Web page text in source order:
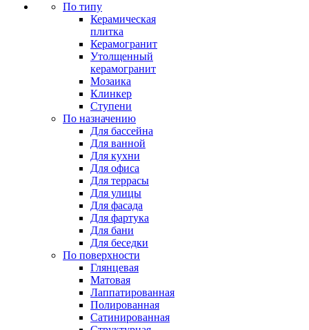
По типу
Керамическая
плитка
Керамогранит
Утолщенный
керамогранит
Мозаика
Клинкер
Ступени
По назначению
Для бассейна
Для ванной
Для кухни
Для офиса
Для террасы
Для улицы
Для фасада
Для фартука
Для бани
Для беседки
По поверхности
Глянцевая
Матовая
Лаппатированная
Полированная
Сатинированная